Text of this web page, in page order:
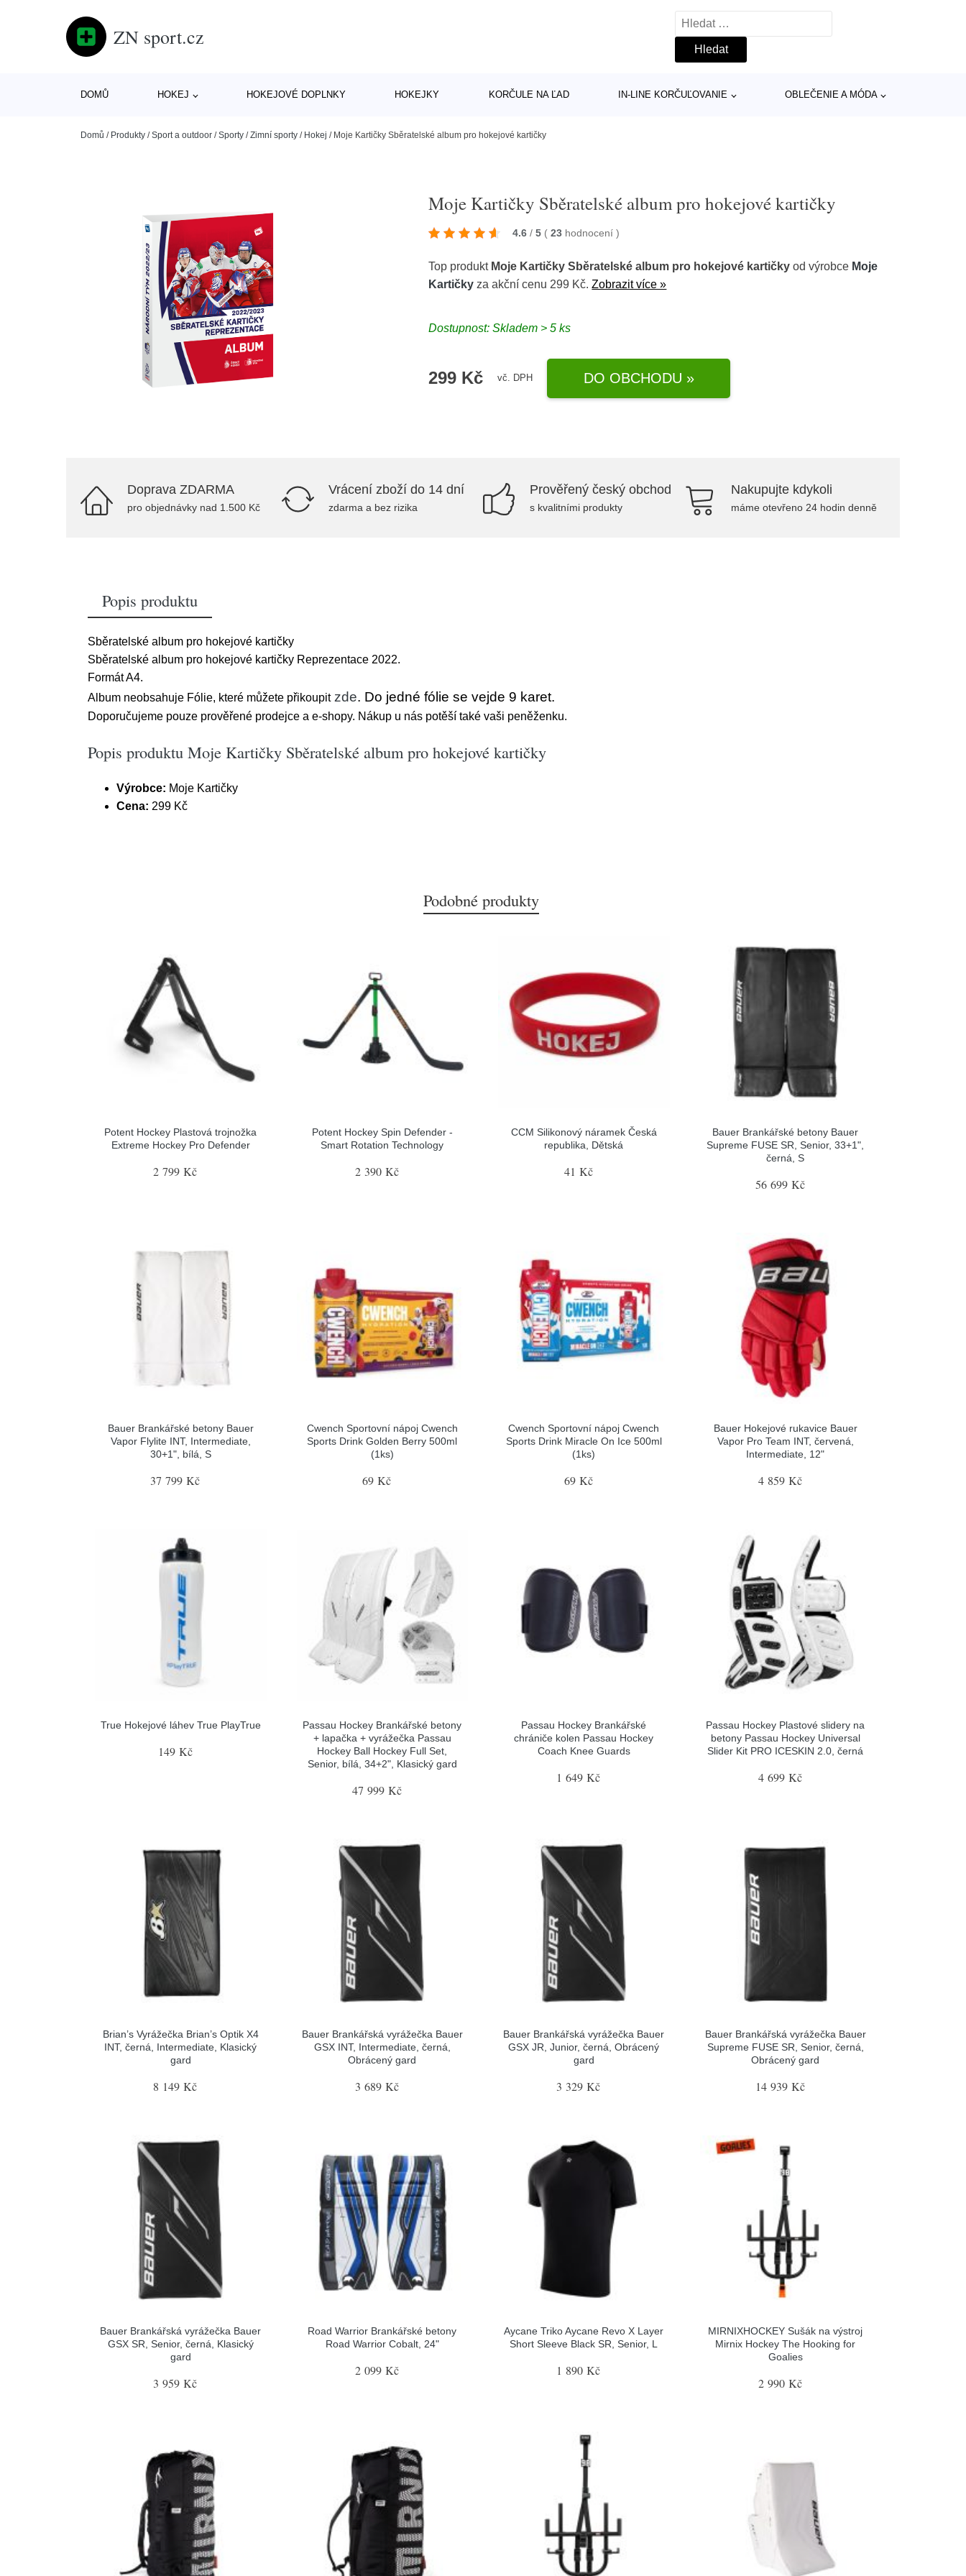
ZN sport.cz
Vyhledávání
DOMŮ HOKEJ HOKEJOVÉ DOPLNKY HOKEJKY KORČULE NA ĽAD IN-LINE KORČUĽOVANIE OBLEČENIE A MÓDA
Domů / Produkty /Sport a outdoor /Sporty /Zimní sporty / Hokej / Moje Kartičky Sběratelské album pro hokejové kartičky
Moje Kartičky Sběratelské album pro hokejové kartičky
4.6 / 5 ( 23 hodnocení)
Top produkt Moje Kartičky Sběratelské album pro hokejové kartičky od výrobce Moje
Kartičky za akční cenu 299 Kč.Zobrazit více »
Dostupnost: Skladem > 5 ks
299 Kč vč. DPH DO OBCHODU »
Doprava ZDARMA
pro objednávky nad 1.500 Kč
Vrácení zboží do 14 dní
zdarma a bez rizika
Prověřený český obchod
s kvalitními produkty
Nakupujte kdykoli
máme otevřeno 24 hodin denně
Popis produktu
Sběratelské album pro hokejové kartičky
Sběratelské album pro hokejové kartičky Reprezentace 2022.
Formát A4.
Album neobsahuje Fólie, které můžete přikoupit zde. Do jedné fólie se vejde 9 karet.
Doporučujeme pouze prověřené prodejce a e-shopy. Nákup u nás potěší také vaši peněženku.
Popis produktu Moje Kartičky Sběratelské album pro hokejové kartičky
Výrobce: Moje Kartičky
Cena: 299 Kč
Podobné produkty
Potent Hockey Plastová trojnožka
Extreme Hockey Pro Defender
2 799 Kč
Potent Hockey Spin Defender -
Smart Rotation Technology
2 390 Kč
CCM Silikonový náramek Česká
republika, Dětská
41 Kč
Bauer Brankářské betony Bauer
Supreme FUSE SR, Senior, 33+1",
černá, S
56 699 Kč
Bauer Brankářské betony Bauer
Vapor Flylite INT, Intermediate,
30+1", bílá, S
37 799 Kč
Cwench Sportovní nápoj Cwench
Sports Drink Golden Berry 500ml
(1ks)
69 Kč
Cwench Sportovní nápoj Cwench
Sports Drink Miracle On Ice 500ml
(1ks)
69 Kč
Bauer Hokejové rukavice Bauer
Vapor Pro Team INT, červená,
Intermediate, 12"
4 859 Kč
True Hokejové láhev True PlayTrue
149 Kč
Passau Hockey Brankářské betony
+ lapačka + vyrážečka Passau
Hockey Ball Hockey Full Set,
Senior, bílá, 34+2", Klasický gard
47 999 Kč
Passau Hockey Brankářské
chrániče kolen Passau Hockey
Coach Knee Guards
1 649 Kč
Passau Hockey Plastové slidery na
betony Passau Hockey Universal
Slider Kit PRO ICESKIN 2.0, černá
4 699 Kč
Brian’s Vyrážečka Brian’s Optik X4
INT, černá, Intermediate, Klasický
gard
8 149 Kč
Bauer Brankářská vyrážečka Bauer
GSX INT, Intermediate, černá,
Obrácený gard
3 689 Kč
Bauer Brankářská vyrážečka Bauer
GSX JR, Junior, černá, Obrácený
gard
3 329 Kč
Bauer Brankářská vyrážečka Bauer
Supreme FUSE SR, Senior, černá,
Obrácený gard
14 939 Kč
Bauer Brankářská vyrážečka Bauer
GSX SR, Senior, černá, Klasický
gard
3 959 Kč
Road Warrior Brankářské betony
Road Warrior Cobalt, 24"
2 099 Kč
Aycane Triko Aycane Revo X Layer
Short Sleeve Black SR, Senior, L
1 890 Kč
MIRNIXHOCKEY Sušák na výstroj
Mirnix Hockey The Hooking for
Goalies
2 990 Kč